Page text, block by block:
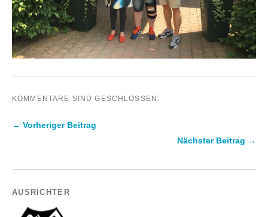
KOMMENTARE SIND GESCHLOSSEN.
← Vorheriger Beitrag
Nächster Beitrag →
AUSRICHTER